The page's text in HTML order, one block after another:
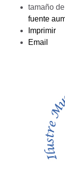
tamaño
fuente
Imprimir
Email